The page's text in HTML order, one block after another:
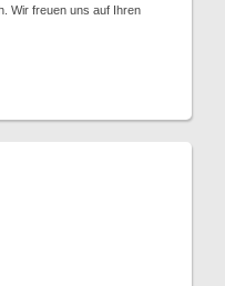
Wir freuen uns auf Ihren